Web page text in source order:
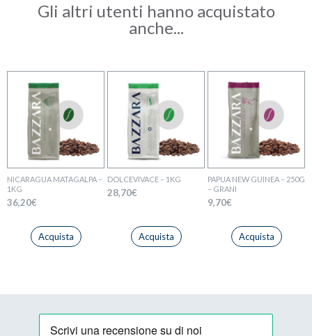
Gli altri utenti hanno acquistato
anche...
NICARAGUA MATAGALPA –
1KG
36,20€
Acquista
DOLCEVIVACE – 1KG
28,70€
Acquista
PAPUA NEW GUINEA – 250G
– GRANI
9,70€
Acquista